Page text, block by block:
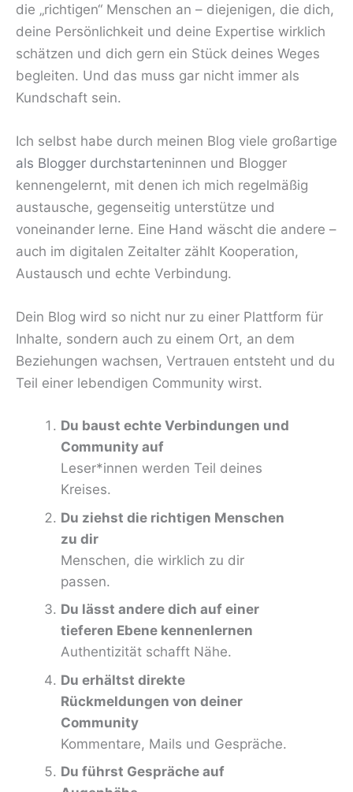
die „richtigen“ Menschen an – diejenigen, die dich,
deine Persönlichkeit und deine Expertise wirklich
schätzen und dich gern ein Stück deines Weges
begleiten. Und das muss gar nicht immer als
Kundschaft sein.
Ich selbst habe durch meinen Blog viele großartige
als Blogger durchstarteninnen und Blogger
kennengelernt, mit denen ich mich regelmäßig
austausche, gegenseitig unterstütze und
voneinander lerne. Eine Hand wäscht die andere –
auch im digitalen Zeitalter zählt Kooperation,
Austausch und echte Verbindung.
Dein Blog wird so nicht nur zu einer Plattform für
Inhalte, sondern auch zu einem Ort, an dem
Beziehungen wachsen, Vertrauen entsteht und du
Teil einer lebendigen Community wirst.
Du baust echte Verbindungen und
Community auf
Leser*innen werden Teil deines
Kreises.
Du ziehst die richtigen Menschen
zu dir
Menschen, die wirklich zu dir
passen.
Du lässt andere dich auf einer
tieferen Ebene kennenlernen
Authentizität schafft Nähe.
Du erhältst direkte
Rückmeldungen von deiner
Community
Kommentare, Mails und Gespräche.
Du führst Gespräche auf